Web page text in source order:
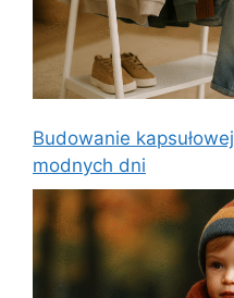
Budowanie
modnych dni